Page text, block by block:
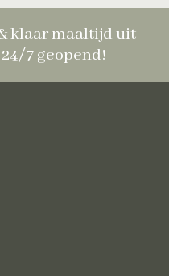
klaar maaltijd uit
7 geopend!